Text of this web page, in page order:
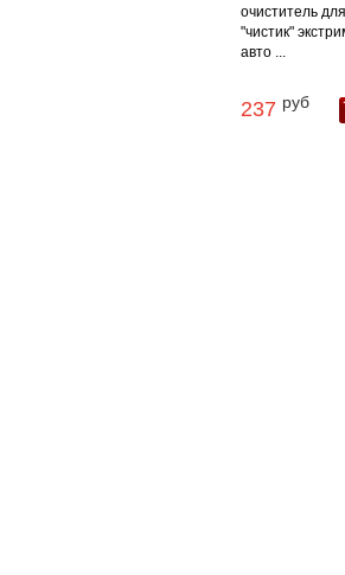
очиститель
"чистик"
авто ...
237 руб